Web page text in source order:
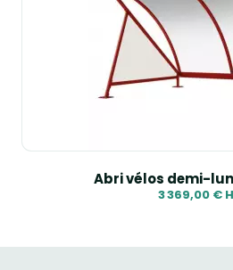
Abri vélos demi-
3 369,00 €